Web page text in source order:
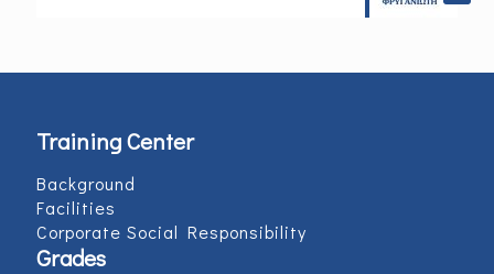
Training Center
Background
Facilities
Corporate Social Responsibility
Grades